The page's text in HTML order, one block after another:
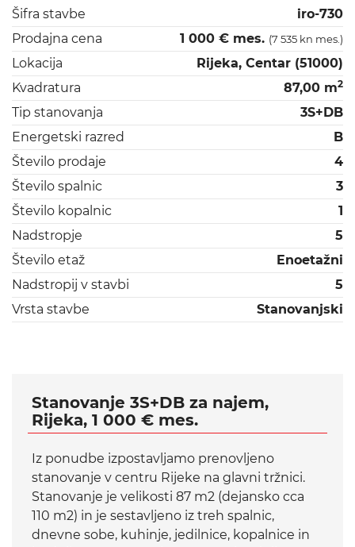
Šifra stavbe
iro-730
Prodajna cena
1 000 € mes. (7 535 kn mes.)
Lokacija
Rijeka, Centar (51000)
Kvadratura
87,00 m2
Tip stanovanja
3S+DB
Energetski razred
B
Število prodaje
4
Število spalnic
3
Število kopalnic
1
Nadstropje
5
Število etaž
Enoetažni
Nadstropij v stavbi
5
Vrsta stavbe
Stanovanjski
Stanovanje 3S+DB za najem,
Rijeka, 1 000 € mes.
Iz ponudbe izpostavljamo prenovljeno
stanovanje v centru Rijeke na glavni tržnici.
Stanovanje je velikosti 87 m2 (dejansko cca
110 m2) in je sestavljeno iz treh spalnic,
dnevne sobe, kuhinje, jedilnice, kopalnice in